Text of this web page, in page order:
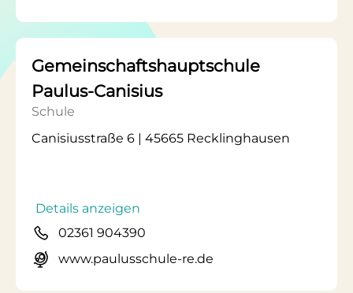
Gemeinschaftshauptschule
Paulus-Canisius
Schule
Canisiusstraße 6 | 45665 Recklinghausen
Details anzeigen
02361 904390
www.paulusschule-re.de